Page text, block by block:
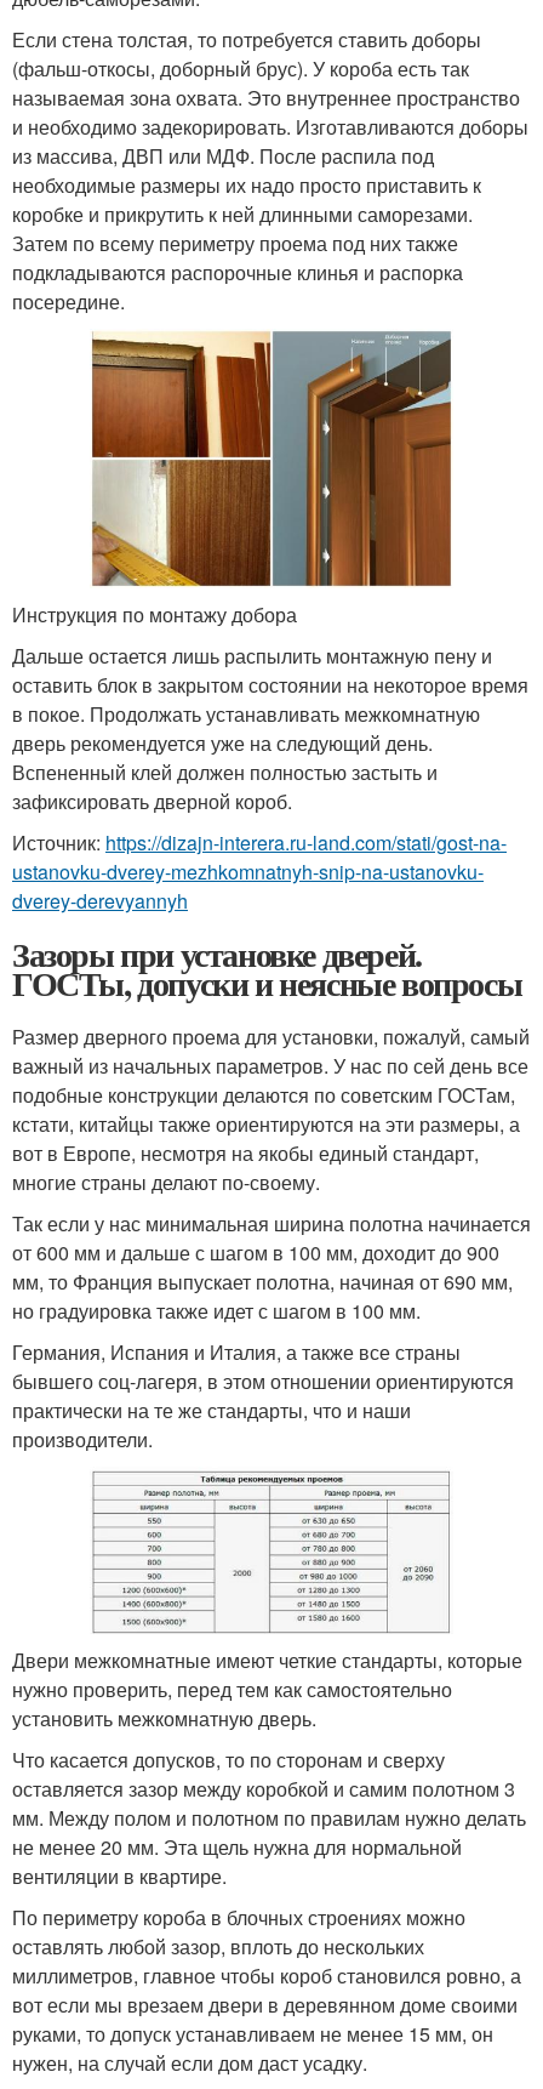
Если стена толстая, то потребуется ставить доборы
(фальш-откосы, доборный брус). У короба есть так
называемая зона охвата. Это внутреннее пространство
и необходимо задекорировать. Изготавливаются доборы
из массива, ДВП или МДФ. После распила под
необходимые размеры их надо просто приставить к
коробке и прикрутить к ней длинными саморезами.
Затем по всему периметру проема под них также
подкладываются распорочные клинья и распорка
посередине.
Инструкция по монтажу добора
Дальше остается лишь распылить монтажную пену и
оставить блок в закрытом состоянии на некоторое время
в покое. Продолжать устанавливать межкомнатную
дверь рекомендуется уже на следующий день.
Вспененный клей должен полностью застыть и
зафиксировать дверной короб.
Источник: https://dizajn-interera.ru-land.com/stati/gost-na-
ustanovku-dverey-mezhkomnatnyh-snip-na-ustanovku-
dverey-derevyannyh
Зазоры при установке дверей.
ГОСТы, допуски и неясные вопросы
Размер дверного проема для установки, пожалуй, самый
важный из начальных параметров. У нас по сей день все
подобные конструкции делаются по советским ГОСТам,
кстати, китайцы также ориентируются на эти размеры, а
вот в Европе, несмотря на якобы единый стандарт,
многие страны делают по-своему.
Так если у нас минимальная ширина полотна начинается
от 600 мм и дальше с шагом в 100 мм, доходит до 900
мм, то Франция выпускает полотна, начиная от 690 мм,
но градуировка также идет с шагом в 100 мм.
Германия, Испания и Италия, а также все страны
бывшего соц-лагеря, в этом отношении ориентируются
практически на те же стандарты, что и наши
производители.
Двери межкомнатные имеют четкие стандарты, которые
нужно проверить, перед тем как самостоятельно
установить межкомнатную дверь.
Что касается допусков, то по сторонам и сверху
оставляется зазор между коробкой и самим полотном 3
мм. Между полом и полотном по правилам нужно делать
не менее 20 мм. Эта щель нужна для нормальной
вентиляции в квартире.
По периметру короба в блочных строениях можно
оставлять любой зазор, вплоть до нескольких
миллиметров, главное чтобы короб становился ровно, а
вот если мы врезаем двери в деревянном доме своими
руками, то допуск устанавливаем не менее 15 мм, он
нужен, на случай если дом даст усадку.